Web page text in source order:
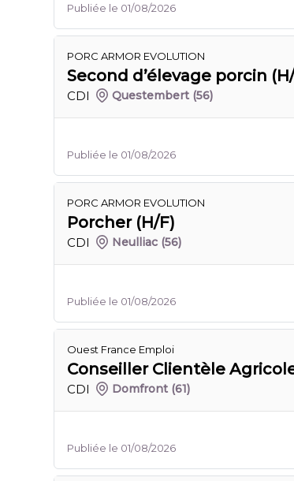
Publiée le 01/08/2026
PORC ARMOR EVOLUTION
Second d’élevage porcin
CDI Questembert (56)
Publiée le 01/08/2026
PORC ARMOR EVOLUTION
Porcher (H/F)
CDI Neulliac (56)
Publiée le 01/08/2026
Ouest France Emploi
Conseiller Clientèle
CDI Domfront (61)
Publiée le 01/08/2026